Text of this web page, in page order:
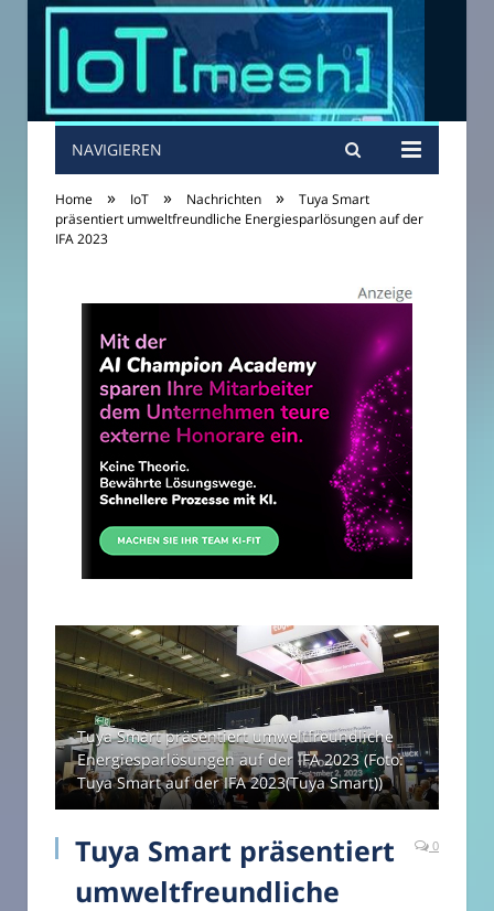
NAVIGIEREN
Home » IoT » Nachrichten »
Tuya Smart
präsentiert umweltfreundliche Energiesparlösungen auf der
IFA 2023
Tuya Smart präsentiert umweltfreundliche
Energiesparlösungen auf der IFA 2023 (Foto:
Tuya Smart auf der IFA 2023(Tuya Smart))
Tuya Smart präsentiert
umweltfreundliche
0